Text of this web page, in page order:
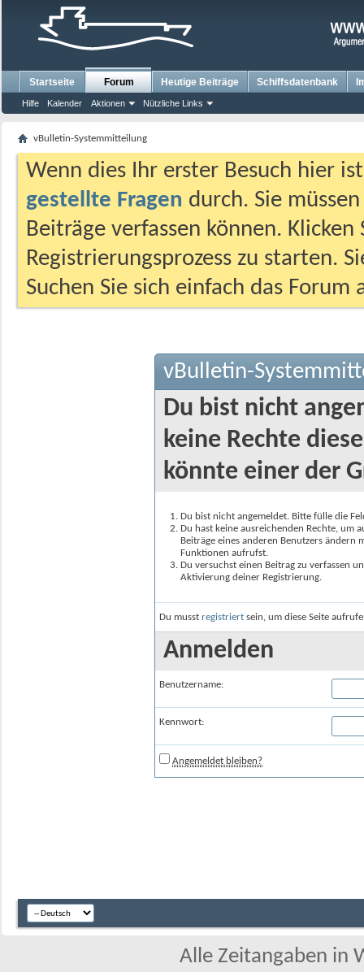
Startseite Forum
Hilfe Kalender Aktionen Nützliche Links
Heutige Beiträge Schiffsdatenbank
vBulletin-Systemmitteilung
Wenn dies Ihr erster Besuch hier
gestellte Fragen durch. Sie
Beiträge verfassen können.
Registrierungsprozess zu starten.
Suchen Sie sich einfach das
vBulletin-
Du bist nicht
keine Rechte
könnte einer der
Du bist nicht angemeldet. Bitte fülle die
Du hast keine ausreichenden Rechte, um
Beiträge eines anderen Benutzers
Funktionen aufrufst.
Du versuchst einen Beitrag zu verfassen
Aktivierung deiner Registrierung.
Du musst registriert sein, um diese Seite
Anmelden
Benutzername:
Kennwort:
Angemeldet bleiben?
Alle Zeitangaben in